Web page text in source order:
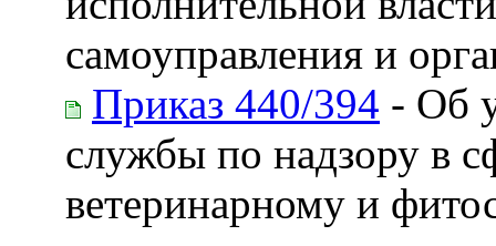
самоуправления и
Приказ 440/394 - Об
службы по надзору в
ветеринарному и